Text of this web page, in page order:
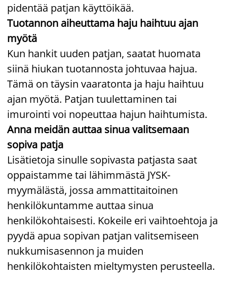
pidentää patjan käyttöikää.
Tuotannon aiheuttama haju haihtuu ajan
myötä
Kun hankit uuden patjan, saatat huomata
siinä hiukan tuotannosta johtuvaa hajua.
Tämä on täysin vaaratonta ja haju haihtuu
ajan myötä. Patjan tuulettaminen tai
imurointi voi nopeuttaa hajun haihtumista.
Anna meidän auttaa sinua valitsemaan
sopiva patja
Lisätietoja sinulle sopivasta patjasta saat
oppaistamme tai lähimmästä JYSK-
myymälästä, jossa ammattitaitoinen
henkilökuntamme auttaa sinua
henkilökohtaisesti. Kokeile eri vaihtoehtoja ja
pyydä apua sopivan patjan valitsemiseen
nukkumisasennon ja muiden
henkilökohtaisten mieltymysten perusteella.